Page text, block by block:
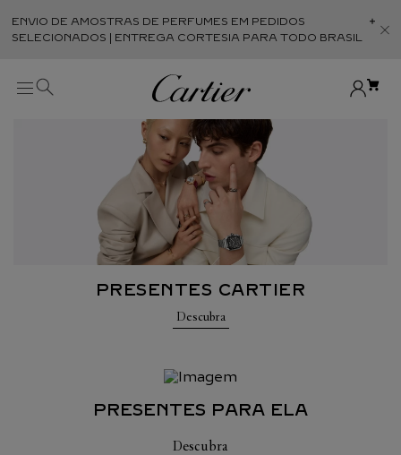
ENVIO DE AMOSTRAS DE PERFUMES EM PEDIDOS
SELECIONADOS | ENTREGA CORTESIA PARA TODO BRASIL
PRESENTES CARTIER
Descubra
PRESENTES PARA ELA
Descubra